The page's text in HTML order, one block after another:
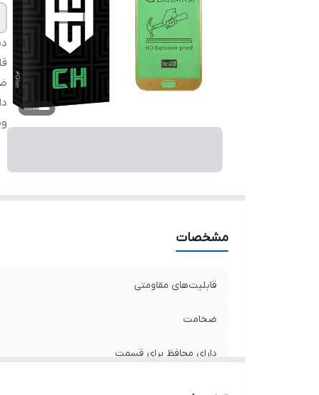
مشخصات
قابلیت‌های مقاومتی
ضخامت
دارای محافظ برای قسمت